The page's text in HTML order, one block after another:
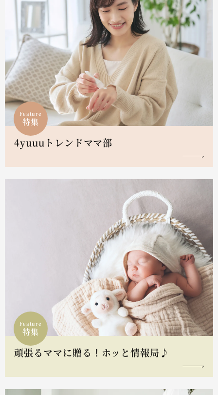
Feature
特集
4yuuuトレンドママ部
Feature
特集
頑張るママに贈る！ホッと情報局♪